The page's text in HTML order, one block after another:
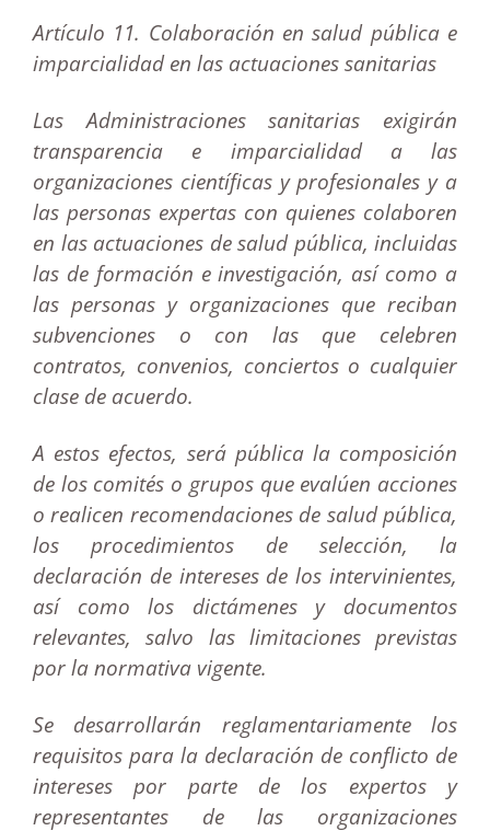
Artículo 11. Colaboración en salud pública e
imparcialidad en las actuaciones sanitarias
Las Administraciones sanitarias exigirán
transparencia e imparcialidad a las
organizaciones científicas y profesionales y a
las personas expertas con quienes colaboren
en las actuaciones de salud pública, incluidas
las de formación e investigación, así como a
las personas y organizaciones que reciban
subvenciones o con las que celebren
contratos, convenios, conciertos o cualquier
clase de acuerdo.
A estos efectos, será pública la composición
de los comités o grupos que evalúen acciones
o realicen recomendaciones de salud pública,
los procedimientos de selección, la
declaración de intereses de los intervinientes,
así como los dictámenes y documentos
relevantes, salvo las limitaciones previstas
por la normativa vigente.
Se desarrollarán reglamentariamente los
requisitos para la declaración de conflicto de
intereses por parte de los expertos y
representantes de las organizaciones